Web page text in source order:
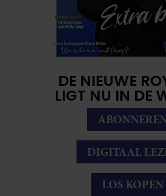
DE NIEUWE
LIGT NU IN DE
DIGITAAL
LOS KOPEN